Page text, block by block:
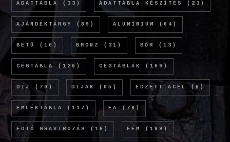
ADATTÁBLA (33) ADATTÁBLA KÉSZÍTÉS (23)
AJÁNDÉKTÁRGY (89) ALUMÍNIUM (64)
BETŰ (10) BRONZ (31) BŐR (13)
CÉGTÁBLA (126) CÉGTÁBLÁK (109)
DÍJ (70) DÍJAK (85) EDZETT ACÉL (6)
EMLÉKTÁBLA (117) FA (79)
FOTÓ GRAVÍROZÁS (10) FÉM (199)